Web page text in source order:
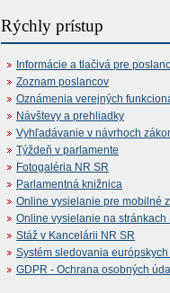
Rýchly prístup
Informácie a tlačivá pre
Zoznam poslancov
Oznámenia verejných
Návštevy a prehliadky
Vyhľadávanie v návrhoch
Týždeň v parlamente
Fotogaléria NR SR
Parlamentná knižnica
Online vysielanie pre mobilné
Online vysielanie na stránkach
Stáž v Kancelárii NR SR
Systém sledovania
GDPR - Ochrana osobných